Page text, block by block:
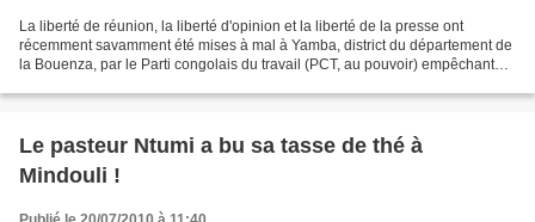
La liberté de réunion, la liberté d'opinion et la liberté de la presse ont
récemment savamment été mises à mal à Yamba, district du département de
la Bouenza, par le Parti congolais du travail (PCT, au pouvoir) empêchant
Le pasteur Ntumi a bu sa tasse de thé à
Mindouli !